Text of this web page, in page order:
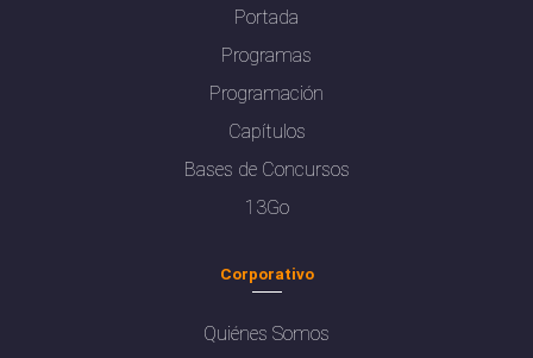
Portada
Programas
Programación
Capítulos
Bases de Concursos
13Go
Corporativo
Quiénes Somos